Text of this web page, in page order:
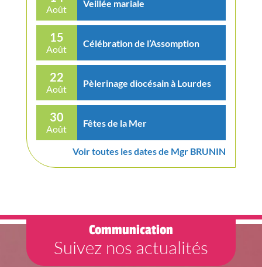
Août
Veillée mariale
15
Août
Célébration de l’Assomption
22
Août
Pèlerinage diocésain à Lourdes
30
Août
Fêtes de la Mer
Voir toutes les dates de Mgr BRUNIN
Communication
Suivez nos actualités